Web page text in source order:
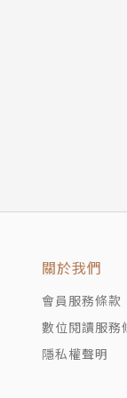
關於我們
會員服務條款
數位閱讀服務
隱私權聲明